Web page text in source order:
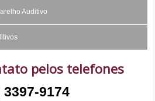
Auditivo
pelos telefones
3397-9174